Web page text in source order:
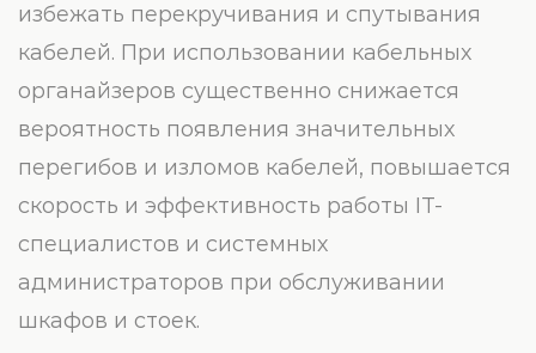
избежать перекручивания и спутывания
кабелей. При использовании кабельных
органайзеров существенно снижается
вероятность появления значительных
перегибов и изломов кабелей, повышается
скорость и эффективность работы IT-
специалистов и системных
администраторов при обслуживании
шкафов и стоек.